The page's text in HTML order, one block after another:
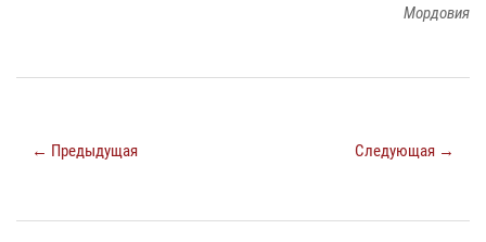
Мордовия
← Предыдущая Следующая →